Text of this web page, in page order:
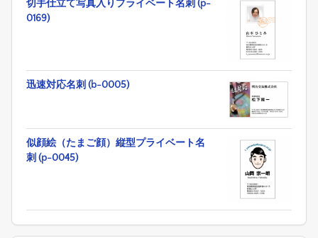
切手仕立て写真入りプライベート名刺 (p-
0169)
迅速対応名刺 (b-0005)
似顔絵（たまご顔）縦型プライベート名
刺 (p-0045)